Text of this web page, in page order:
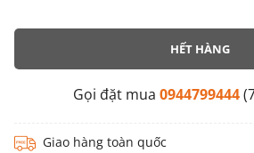
HẾT HÀNG
Gọi đặt mua 0944799444
Giao hàng toàn quốc